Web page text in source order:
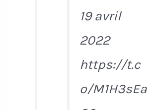
19 avril
2022
https://t.c
o/M1H3sEa